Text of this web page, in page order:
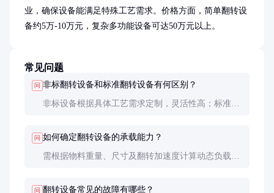
业，确保设备能满足特殊工艺需求。价格方面，简单翻转设
备约5万-10万元，复杂多功能设备可达50万元以上。
常见问题
问 非标翻转设备和标准翻转设备有何区别？
非标设备根据具体工艺需求定制，灵活性高；标准设
问 如何确定翻转设备的承载能力？
需根据物料重量、尺寸及翻转加速度计算动态负载，
问 翻转设备常见的故障有哪些？